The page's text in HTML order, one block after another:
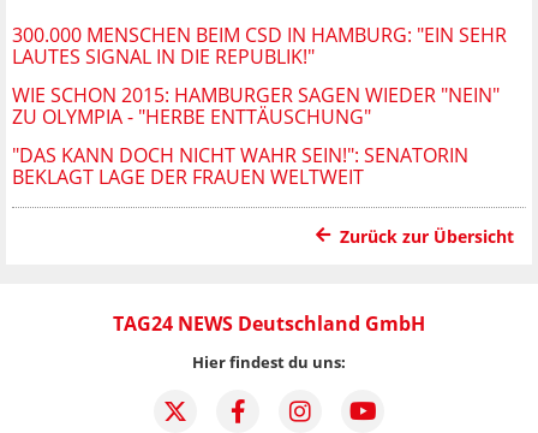
300.000 MENSCHEN BEIM CSD IN HAMBURG: "EIN SEHR
LAUTES SIGNAL IN DIE REPUBLIK!"
WIE SCHON 2015: HAMBURGER SAGEN WIEDER "NEIN"
ZU OLYMPIA - "HERBE ENTTÄUSCHUNG"
"DAS KANN DOCH NICHT WAHR SEIN!": SENATORIN
BEKLAGT LAGE DER FRAUEN WELTWEIT
Zurück zur Übersicht
TAG24 NEWS Deutschland GmbH
Hier findest du uns: